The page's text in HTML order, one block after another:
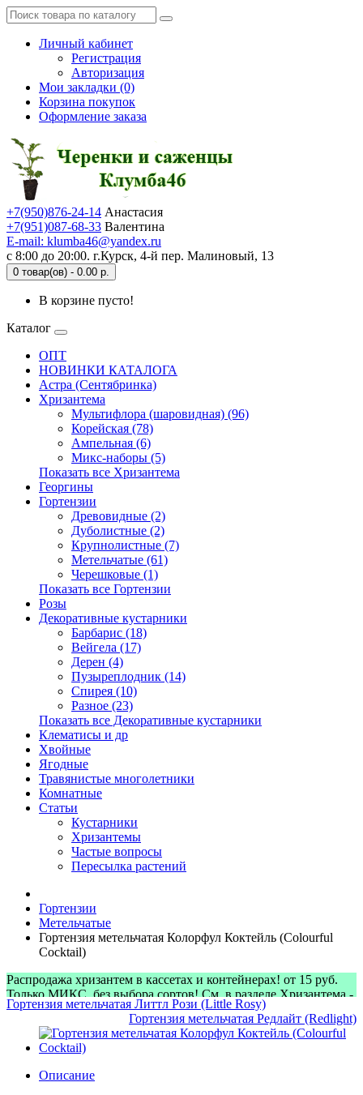
Личный кабинет
Регистрация
Авторизация
Мои закладки (0)
Корзина покупок
Оформление заказа
+7(950)876-24-14 Анастасия
+7(951)087-68-33 Валентина
E-mail: klumba46@yandex.ru
с 8:00 до 20:00. г.Курск, 4-й пер. Малиновый, 13
0 товар(ов) - 0.00 р.
В корзине пусто!
Каталог
ОПТ
НОВИНКИ КАТАЛОГА
Астра (Сентябринка)
Хризантема
Мультифлора (шаровидная) (96)
Корейская (78)
Ампельная (6)
Микс-наборы (5)
Показать все Хризантема
Георгины
Гортензии
Древовидные (2)
Дуболистные (2)
Крупнолистные (7)
Метельчатые (61)
Черешковые (1)
Показать все Гортензии
Розы
Декоративные кустарники
Барбарис (18)
Вейгела (17)
Дерен (4)
Пузыреплодник (14)
Спирея (10)
Разное (23)
Показать все Декоративные кустарники
Клематисы и др
Хвойные
Ягодные
Травянистые многолетники
Комнатные
Статьи
Кустарники
Хризантемы
Частые вопросы
Пересылка растений
Гортензии
Метельчатые
Гортензия метельчатая Колорфул Коктейль (Colourful
Cocktail)
Распродажа хризантем в кассетах и контейнерах! от 15 руб.
Только МИКС, без выбора сортов! См. в разделе Хризантема -
> Микс-наборы
Гортензия метельчатая Литтл Рози (Little Rosy)
Гортензия метельчатая Редлайт (Redlight)
Описание